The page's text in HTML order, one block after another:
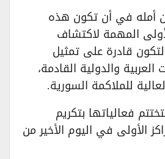
أمله في أن تكون هذه
المهمة لاكتشاف
قادرة على تمثيل
والدولية القادمة،
للملاكمة السورية.
فعالياتها بتكريم
الأولى في اليوم الأخير من